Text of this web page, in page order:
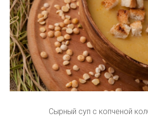
Сырный суп с копченой